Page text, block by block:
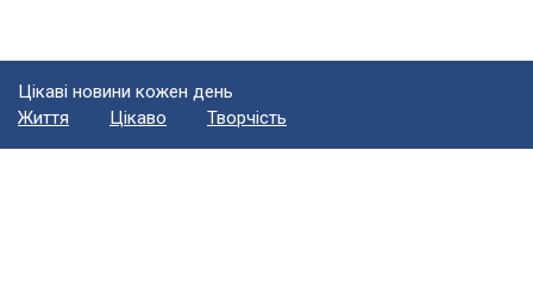
Цікаві новини кожен день
Життя
Цікаво Творчість